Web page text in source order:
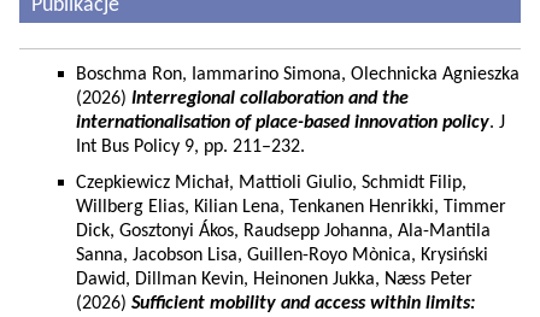
Publikacje
Boschma Ron, Iammarino Simona, Olechnicka Agnieszka
(2026) Interregional collaboration and the
internationalisation of place-based innovation policy. J
Int Bus Policy 9, pp. 211–232.
Czepkiewicz Michał, Mattioli Giulio, Schmidt Filip,
Willberg Elias, Kilian Lena, Tenkanen Henrikki, Timmer
Dick, Gosztonyi Ákos, Raudsepp Johanna, Ala-Mantila
Sanna, Jacobson Lisa, Guillen-Royo Mònica, Krysiński
Dawid, Dillman Kevin, Heinonen Jukka, Næss Peter
(2026) Sufficient mobility and access within limits: